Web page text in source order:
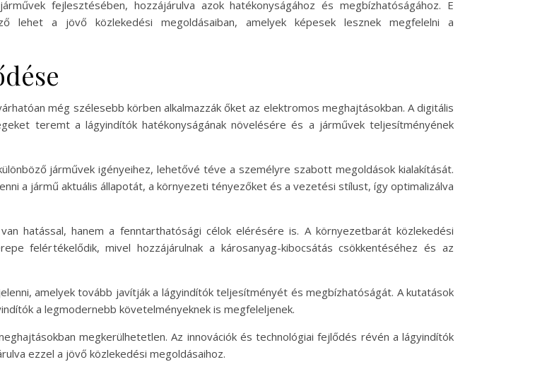
fejlesztésében, hozzájárulva azok hatékonyságához és megbízhatóságához. E
lehet a jövő közlekedési megoldásaiban, amelyek képesek lesznek megfelelni a
még szélesebb körben alkalmazzák őket az elektromos meghajtásokban. A digitális
teremt a lágyindítók hatékonyságának növelésére és a járművek teljesítményének
járművek igényeihez, lehetővé téve a személyre szabott megoldások kialakítását.
a jármű aktuális állapotát, a környezeti tényezőket és a vezetési stílust, így optimalizálva
hatással, hanem a fenntarthatósági célok elérésére is. A környezetbarát közlekedési
felértékelődik, mivel hozzájárulnak a károsanyag-kibocsátás csökkentéséhez és az
amelyek tovább javítják a lágyindítók teljesítményét és megbízhatóságát. A kutatások
a legmodernebb követelményeknek is megfeleljenek.
megkerülhetetlen. Az innovációk és technológiai fejlődés révén a lágyindítók
ezzel a jövő közlekedési megoldásaihoz.